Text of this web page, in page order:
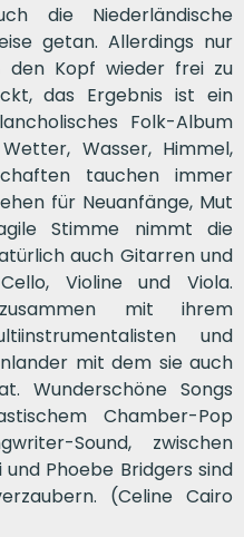
die Niederländische
getan. Allerdings nur
den Kopf wieder frei zu
das Ergebnis ist ein
Folk-Album
Wasser, Himmel,
tauchen immer
für Neuanfänge, Mut
Stimme nimmt die
auch Gitarren und
Violine und Viola.
mit ihrem
und
mit dem sie auch
Wunderschöne Songs
Chamber-Pop
Sound, zwischen
Phoebe Bridgers sind
(Celine Cairo